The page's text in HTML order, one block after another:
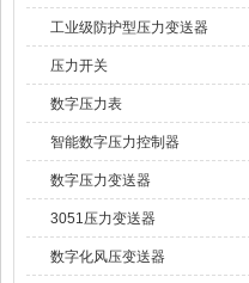
工业级防护型压力变送器
压力开关
数字压力表
智能数字压力控制器
数字压力变送器
3051压力变送器
数字化风压变送器